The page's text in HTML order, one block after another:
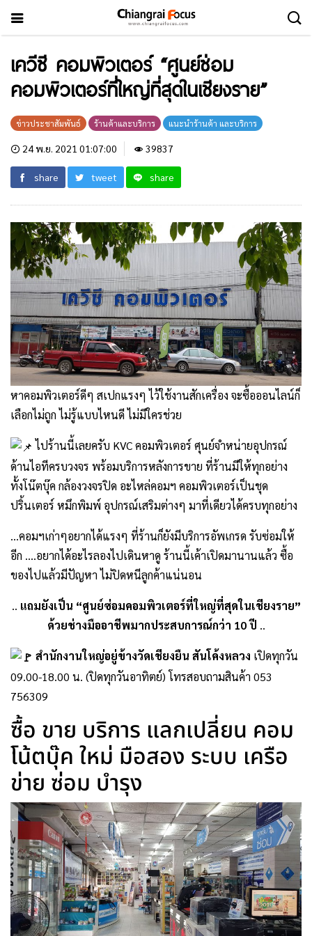
เควีซี คอมพิวเตอร์ “ศูนย์ซ่อม
คอมพิวเตอร์ที่ใหญ่ที่สุดในเชียงราย”
ข่าวประชาสัมพันธ์ ร้านค้าและบริการ แนะนำร้านค้า และบริการ
24 พ.ย. 2021 01:07:00 39837
share tweet share
หาคอมพิวเตอร์ดีๆ สเปกแรงๆ ไว้ใช้งานสักเครื่อง จะซื้อออนไลน์ก็
เลือกไม่ถูก ไม่รู้แบบไหนดี ไม่มีใครช่วย
ไปร้านนี้เลยครับ KVC คอมพิวเตอร์ ศุนย์จำหน่ายอุปกรณ์
ด้านไอทีครบวงจร พร้อมบริการหลังการขาย ที่ร้านมีให้ทุกอย่าง
ทั้งโน๊ตบุ๊ค กล้องวงจรปิด อะไหล่คอมฯ คอมพิวเตอร์เป็นชุด
ปริ้นเตอร์ หมึกพิมพ์ อุปกรณ์เสริมต่างๆ มาที่เดียวได้ครบทุกอย่าง
…คอมฯเก่าๆอยากได้แรงๆ ที่ร้านก็ยังมีบริการอัพเกรด รับซ่อมให้
อีก ….อยากได้อะไรลองไปเดินหาดู ร้านนี้เค้าเปิดมานานแล้ว ซื้อ
ของไปแล้วมีปัญหา ไม่ปิดหนีลูกค้าแน่นอน
.. แถมยังเป็น “ศูนย์ซ่อมคอมพิวเตอร์ที่ใหญ่ที่สุดในเชียงราย”
ด้วยช่างมืออาชีพมากประสบการณ์กว่า 10 ปี ..
สำนักงานใหญ่อยู่ข้างวัดเชียงยืน สันโค้งหลวง เปิดทุกวัน
09.00-18.00 น. (ปิดทุกวันอาทิตย์) โทรสอบถามสินค้า 053
756309
ซื้อ ขาย บริการ แลกเปลี่ยน คอม
โน้ตบุ๊ค ใหม่ มือสอง ระบบ เครือ
ข่าย ซ่อม บำรุง